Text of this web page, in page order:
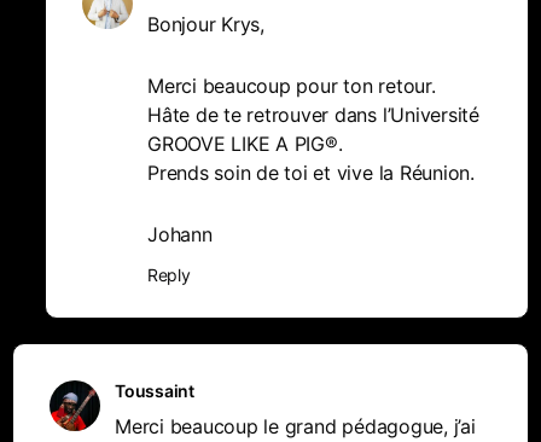
Bonjour Krys,
Merci beaucoup pour ton retour.
Hâte de te retrouver dans l’Université
GROOVE LIKE A PIG®.
Prends soin de toi et vive la Réunion.
Johann
Reply
Toussaint
Merci beaucoup le grand pédagogue, j’ai